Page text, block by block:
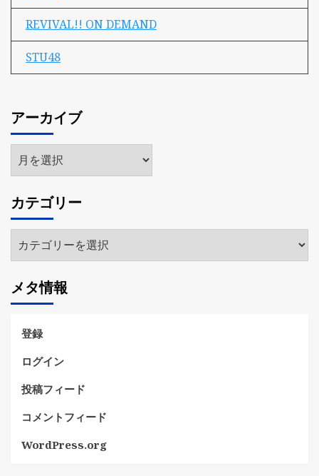
REVIVAL!! ON DEMAND
STU48
アーカイブ
ア
ー
イ
ブ
カテゴリー
テ
リ
ー
メタ情報
登録
ログイン
投稿フィード
コメントフィード
WordPress.org